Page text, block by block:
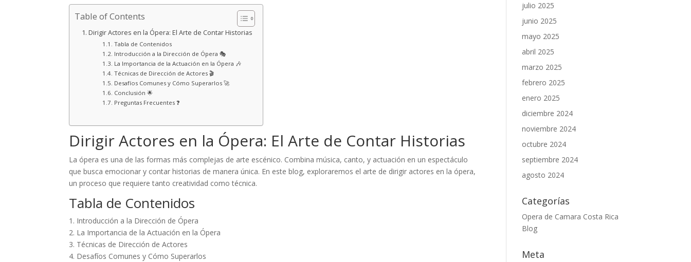
Table of Contents
Dirigir Actores en la Ópera: El Arte de Contar Historias
Tabla de Contenidos
Introducción a la Dirección de Ópera 🎭
La Importancia de la Actuación en la Ópera 🎶
Técnicas de Dirección de Actores 🎬
Desafíos Comunes y Cómo Superarlos 🚀
Conclusión 🌟
Preguntas Frecuentes ❓
Dirigir Actores en la Ópera: El Arte de Contar Historias
La ópera es una de las formas más complejas de arte escénico. Combina música, canto, y actuación en un espectáculo
que busca emocionar y contar historias de manera única. En este blog, exploraremos el arte de dirigir actores en la ópera,
un proceso que requiere tanto creatividad como técnica.
Tabla de Contenidos
1. Introducción a la Dirección de Ópera
2. La Importancia de la Actuación en la Ópera
3. Técnicas de Dirección de Actores
4. Desafíos Comunes y Cómo Superarlos
julio 2025
junio 2025
mayo 2025
abril 2025
marzo 2025
febrero 2025
enero 2025
diciembre 2024
noviembre 2024
octubre 2024
septiembre 2024
agosto 2024
Categorías
Opera de Camara Costa Rica
Blog
Meta